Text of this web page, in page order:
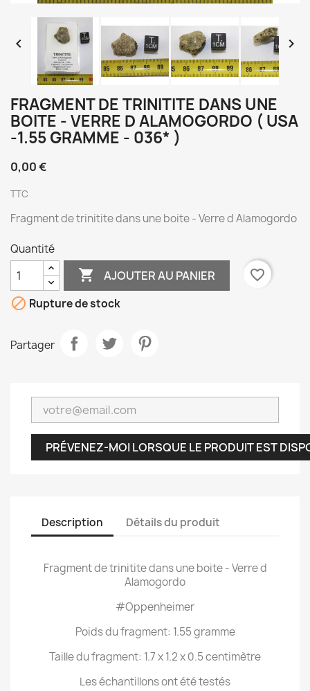
 
FRAGMENT DE TRINITITE DANS UNE
BOITE - VERRE D ALAMOGORDO ( USA
-1.55 GRAMME - 036* )
0,00 €
TTC
Fragment de trinitite dans une boite - Verre d Alamogordo
Quantité
 AJOUTER AU PANIER
favorite_border
 Rupture de stock
Partager
PRÉVENEZ-MOI LORSQUE LE PRODUIT EST
Description Détails du produit
Fragment de trinitite dans une boite - Verre d
Alamogordo
#Oppenheimer
Poids du fragment: 1.55 gramme
Taille du fragment: 1.7 x 1.2 x 0.5 centimètre
Les échantillons ont été testés